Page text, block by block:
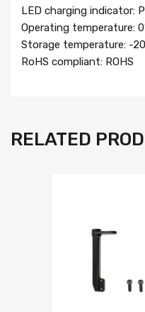
LED charging indicator:
Operating temperature:
Storage temperature: -
RoHS compliant: ROHS
RELATED